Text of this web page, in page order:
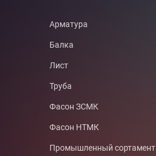
Арматура
Балка
Лист
Труба
Фасон ЗСМК
Фасон НТМК
Промышленный сортамент